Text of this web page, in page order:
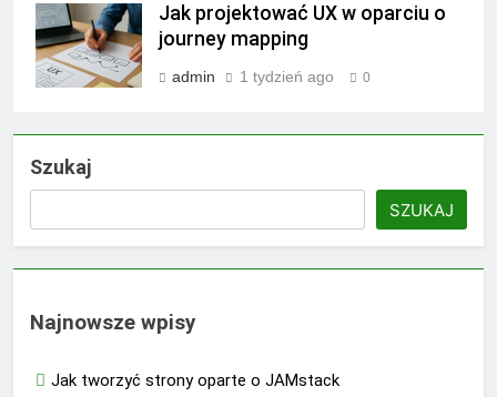
Jak projektować UX w oparciu o
journey mapping
admin 1 tydzień ago 0
Szukaj
SZUKAJ
Najnowsze wpisy
Jak tworzyć strony oparte o JAMstack